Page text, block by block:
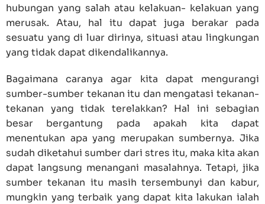
hubungan yang salah atau kelakuan- kelakuan yang
merusak. Atau, hal itu dapat juga berakar pada
sesuatu yang di luar dirinya, situasi atau lingkungan
yang tidak dapat dikendalikannya.
Bagaimana caranya agar kita dapat mengurangi
sumber-sumber tekanan itu dan mengatasi tekanan-
tekanan yang tidak terelakkan? Hal ini sebagian
besar bergantung pada apakah kita dapat
menentukan apa yang merupakan sumbernya. Jika
sudah diketahui sumber dari stres itu, maka kita akan
dapat langsung menangani masalahnya. Tetapi, jika
sumber tekanan itu masih tersembunyi dan kabur,
mungkin yang terbaik yang dapat kita lakukan ialah